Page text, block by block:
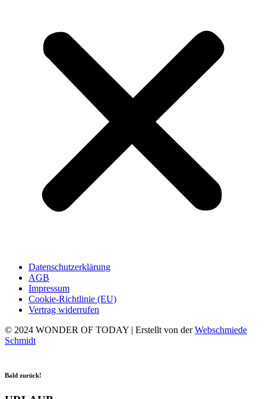
Datenschutzerklärung
AGB
Impressum
Cookie-Richtlinie (EU)
Vertrag widerrufen
© 2024 WONDER OF TODAY | Erstellt von derWebschmiede
Schmidt
Bald zurück!